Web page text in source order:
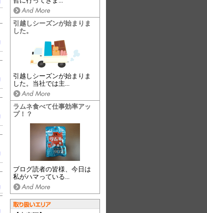
引越しシーズンが始まりま
した。
引越しシーズンが始まりま
した。当社では主...
ラムネ食べて仕事効率アッ
プ！？
ブログ読者の皆様、今日は
私がハマっている...